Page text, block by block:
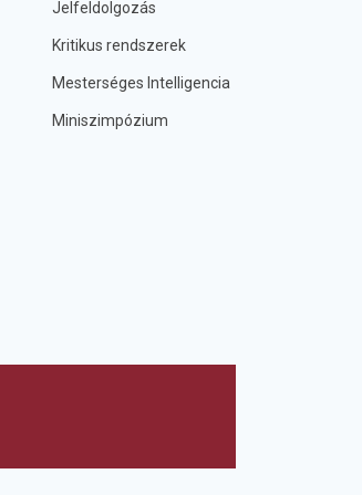
Jelfeldolgozás
Kritikus rendszerek
Mesterséges Intelligencia
Miniszimpózium